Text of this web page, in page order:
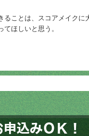
ることは、スコアメイク
ほしいと思う。